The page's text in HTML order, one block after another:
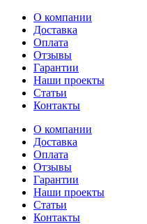
Перейти
содержимому
О компании
Доставка
Оплата
Отзывы
Гарантии
Наши проекты
Статьи
Контакты
О компании
Доставка
Оплата
Отзывы
Гарантии
Наши проекты
Статьи
Контакты